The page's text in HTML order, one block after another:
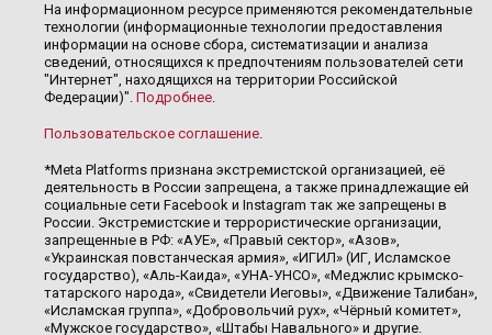
На информационном ресурсе применяются рекомендательные
технологии (информационные технологии предоставления
информации на основе сбора, систематизации и анализа
сведений, относящихся к предпочтениям пользователей сети
"Интернет", находящихся на территории Российской
Федерации)". Подробнее.
Пользовательское соглашение.
*Meta Platforms признана экстремистской организацией, её
деятельность в России запрещена, а также принадлежащие ей
социальные сети Facebook и Instagram так же запрещены в
России. Экстремистские и террористические организации,
запрещенные в РФ: «АУЕ», «Правый сектор», «Азов»,
«Украинская повстанческая армия», «ИГИЛ» (ИГ, Исламское
государство), «Аль-Каида», «УНА-УНСО», «Меджлис крымско-
татарского народа», «Свидетели Иеговы», «Движение Талибан»,
«Исламская группа», «Добровольчий рух», «Чёрный комитет»,
«Мужское государство», «Штабы Навального» и другие.